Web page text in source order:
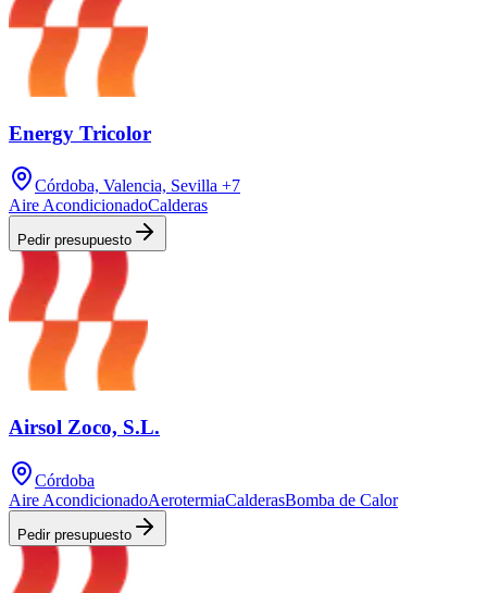
Energy Tricolor
Córdoba, Valencia, Sevilla +7
Aire AcondicionadoCalderas
Pedir presupuesto
Airsol Zoco, S.L.
Córdoba
Aire AcondicionadoAerotermiaCalderasBomba de Calor
Pedir presupuesto